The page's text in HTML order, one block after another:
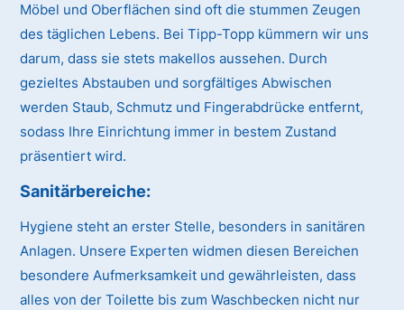
Möbel und Oberflächen sind oft die stummen Zeugen
des täglichen Lebens. Bei Tipp-Topp kümmern wir uns
darum, dass sie stets makellos aussehen. Durch
gezieltes Abstauben und sorgfältiges Abwischen
werden Staub, Schmutz und Fingerabdrücke entfernt,
sodass Ihre Einrichtung immer in bestem Zustand
präsentiert wird.
Sanitärbereiche:
Hygiene steht an erster Stelle, besonders in sanitären
Anlagen. Unsere Experten widmen diesen Bereichen
besondere Aufmerksamkeit und gewährleisten, dass
alles von der Toilette bis zum Waschbecken nicht nur